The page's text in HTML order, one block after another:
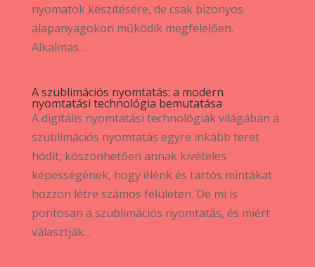
nyomatok készítésére, de csak bizonyos
alapanyagokon működik megfelelően.
Alkalmas...
A szublimációs nyomtatás: a modern
nyomtatási technológia bemutatása
A digitális nyomtatási technológiák világában a
szublimációs nyomtatás egyre inkább teret
hódít, köszönhetően annak kivételes
képességének, hogy élénk és tartós mintákat
hozzon létre számos felületen. De mi is
pontosan a szublimációs nyomtatás, és miért
választják...